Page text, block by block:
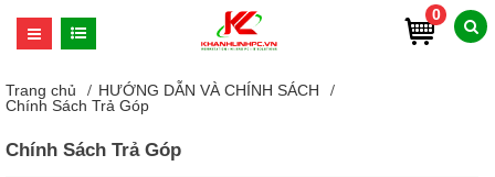
0
Trang chủ
HƯỚNG DẪN VÀ CHÍNH SÁCH
Chính Sách Trả Góp
Chính Sách Trả Góp